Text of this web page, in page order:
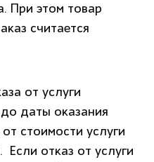
При этом товар
считается
от услуги
даты оказания
стоимости услуги
Если отказ от услуги